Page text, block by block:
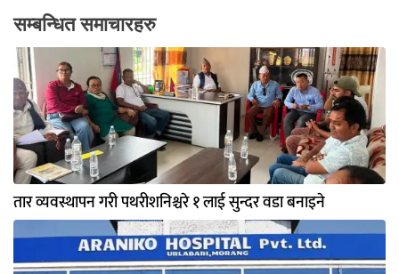
सम्बन्धित समाचारहरु
तार व्यवस्थापन गरी पथरीशनिश्चरे १ लाई सुन्दर वडा बनाइने